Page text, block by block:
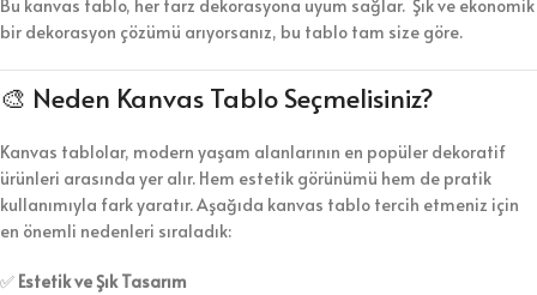
Bu kanvas tablo, her tarz dekorasyona uyum sağlar. Şık ve ekonomik
bir dekorasyon çözümü arıyorsanız, bu tablo tam size göre.
🎨 Neden Kanvas Tablo Seçmelisiniz?
Kanvas tablolar, modern yaşam alanlarının en popüler dekoratif
ürünleri arasında yer alır. Hem estetik görünümü hem de pratik
kullanımıyla fark yaratır. Aşağıda kanvas tablo tercih etmeniz için
en önemli nedenleri sıraladık:
✅ Estetik ve Şık Tasarım